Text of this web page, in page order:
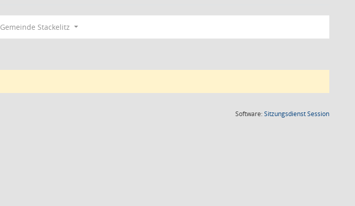
Gemeinde Stackelitz
Software:SitzungsdienstSession(Wird in